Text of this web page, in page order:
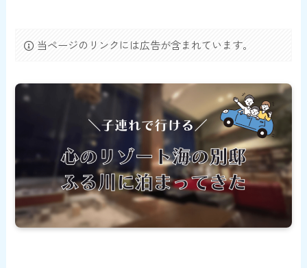
当ページのリンクには広告が含まれています。